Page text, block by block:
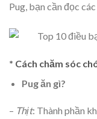
Pug, bạn cần đọc
* Cách chăm sóc
Pug ăn gì?
– Thịt: Thành phần